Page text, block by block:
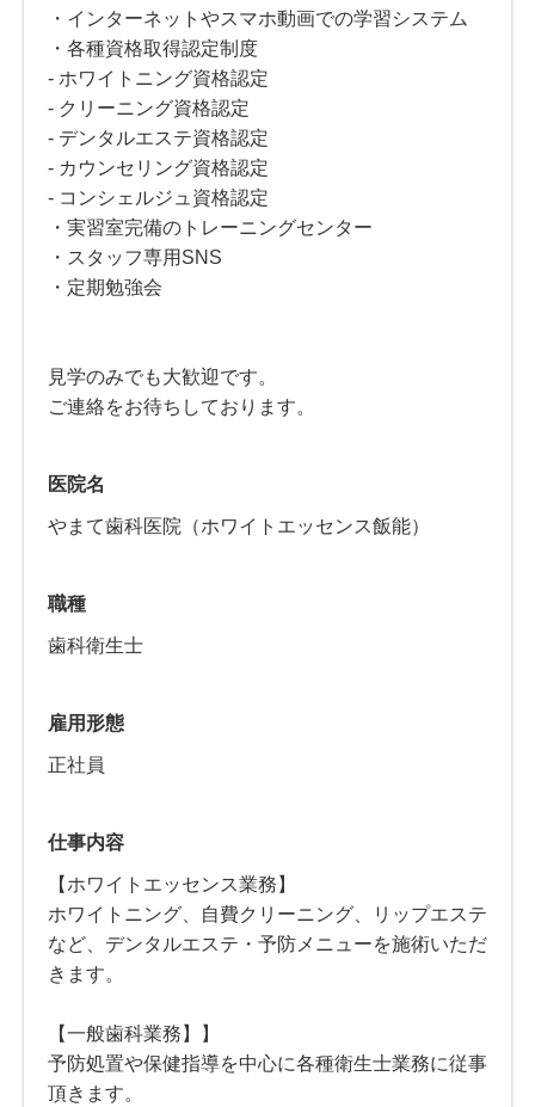
・インターネットやスマホ動画での学習システム
・各種資格取得認定制度
- ホワイトニング資格認定
- クリーニング資格認定
- デンタルエステ資格認定
- カウンセリング資格認定
- コンシェルジュ資格認定
・実習室完備のトレーニングセンター
・スタッフ専用SNS
・定期勉強会
見学のみでも大歓迎です。
ご連絡をお待ちしております。
医院名
やまて歯科医院（ホワイトエッセンス飯能）
職種
歯科衛生士
雇用形態
正社員
仕事内容
【ホワイトエッセンス業務】
ホワイトニング、自費クリーニング、リップエステ
など、デンタルエステ・予防メニューを施術いただ
きます。
【一般歯科業務】】
予防処置や保健指導を中心に各種衛生士業務に従事
頂きます。